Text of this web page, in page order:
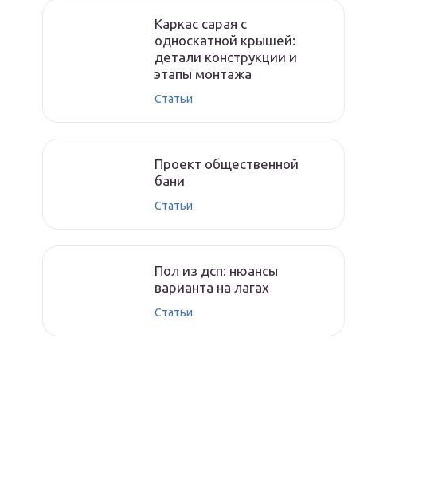
Каркас сарая с
односкатной крышей:
детали конструкции и
этапы монтажа
Cтатьи
Проект общественной
бани
Cтатьи
Пол из дсп: нюансы
варианта на лагах
Cтатьи